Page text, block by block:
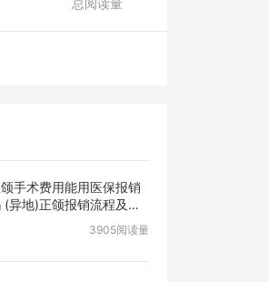
总阅读量
手术费用能用医保报销
(异地)正颌报销流程及条
3905阅读量